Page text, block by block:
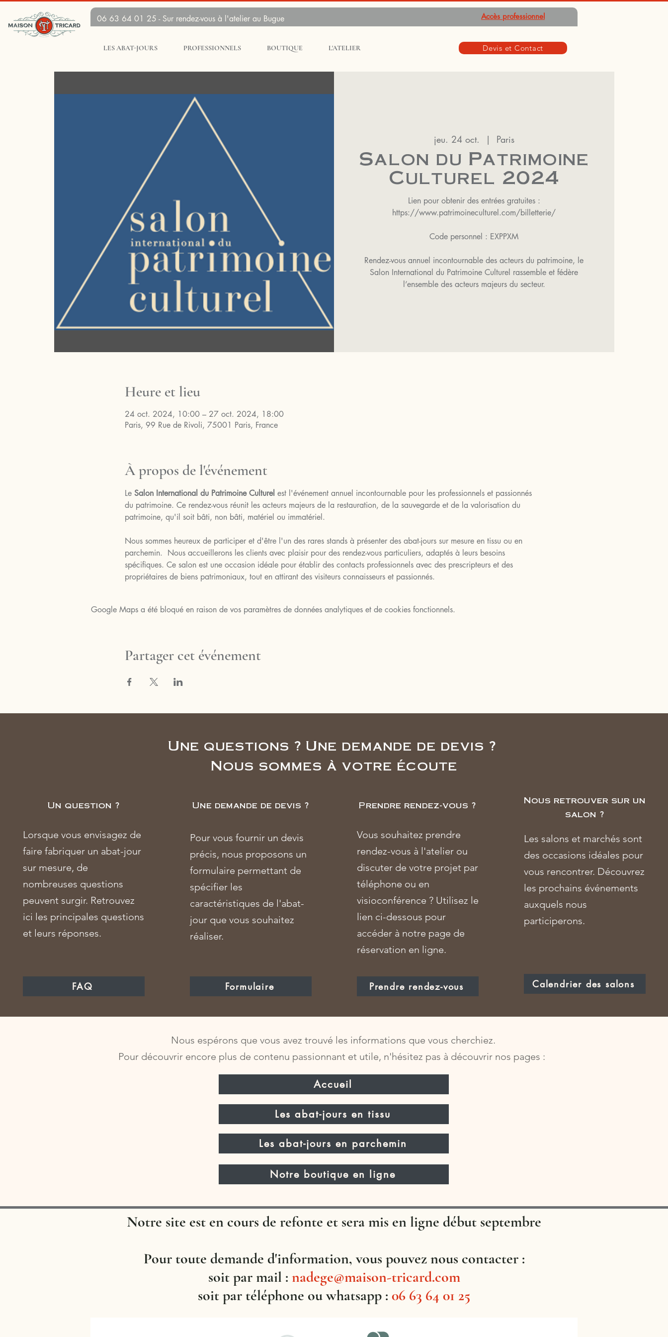
06 63 64 01 25 - Sur rendez-vous à l'atelier au Bugue Accès professionnel
LES ABAT-JOURS PROFESSIONNELS BOUTIQUE L'ATELIER Devis et Contact
jeu. 24 oct.
  |
Paris
Salon du Patrimoine
Culturel 2024
Lien pour obtenir des entrées gratuites :
https://www.patrimoineculturel.com/billetterie/
Code personnel : EXPPXM
Rendez-vous annuel incontournable des acteurs du patrimoine, le
Salon International du Patrimoine Culturel rassemble et fédère
l’ensemble des acteurs majeurs du secteur.
Heure et lieu
24 oct. 2024, 10:00 – 27 oct. 2024, 18:00
Paris, 99 Rue de Rivoli, 75001 Paris, France
À propos de l'événement
Le Salon International du Patrimoine Culturel est l'événement annuel incontournable pour les professionnels et passionnés
du patrimoine. Ce rendez-vous réunit les acteurs majeurs de la restauration, de la sauvegarde et de la valorisation du
patrimoine, qu'il soit bâti, non bâti, matériel ou immatériel.
Nous sommes heureux de participer et d'être l'un des rares stands à présenter des abat-jours sur mesure en tissu ou en
parchemin.  Nous accueillerons les clients avec plaisir pour des rendez-vous particuliers, adaptés à leurs besoins
spécifiques. Ce salon est une occasion idéale pour établir des contacts professionnels avec des prescripteurs et des
propriétaires de biens patrimoniaux, tout en attirant des visiteurs connaisseurs et passionnés.
Google Maps a été bloqué en raison de vos paramètres de données analytiques et de cookies fonctionnels.
Partager cet événement
Une questions ? Une demande de devis ?
Nous sommes à votre écoute
Un question ?
Lorsque vous envisagez de
faire fabriquer un abat-jour
sur mesure, de
nombreuses questions
peuvent surgir. Retrouvez
ici les principales questions
et leurs réponses.
FAQ
Une demande de devis ?
Pour vous fournir un devis
précis, nous proposons un
formulaire permettant de
spécifier les
caractéristiques de l'abat-
jour que vous souhaitez
réaliser.
Formulaire
Prendre rendez-vous ?
Vous souhaitez prendre
rendez-vous à l'atelier ou
discuter de votre projet par
téléphone ou en
visioconférence ? Utilisez le
lien ci-dessous pour
accéder à notre page de
réservation en ligne.
Prendre rendez-vous
Nous retrouver sur un
salon ?
Les salons et marchés sont
des occasions idéales pour
vous rencontrer. Découvrez
les prochains événements
auxquels nous
participerons.
Calendrier des salons
Nous espérons que vous avez trouvé les informations que vous cherchiez.
Pour découvrir encore plus de contenu passionnant et utile, n'hésitez pas à découvrir nos pages :
Accueil
Les abat-jours en tissu
Les abat-jours en parchemin
Notre boutique en ligne
Notre site est en cours de refonte et sera mis en ligne début septembre
Pour toute demande d'information, vous pouvez nous contacter :
soit par mail : nadege@maison-tricard.com
soit par téléphone ou whatsapp : 06 63 64 01 25